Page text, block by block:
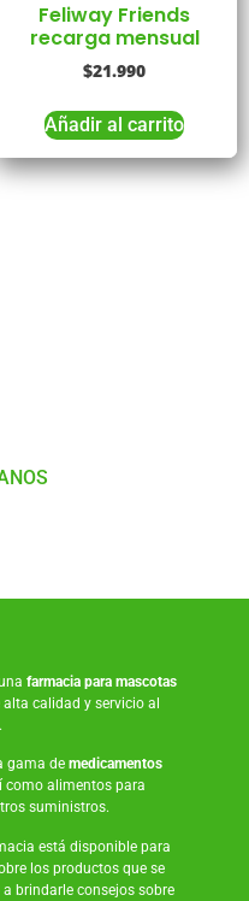
Feliway Friends
recarga mensual
$21.990
Añadir al carrito
farmacia para mascotas
calidad y servicio al
gama de medicamentos
como alimentos para
suministros.
está disponible para
los productos que se
brindarle consejos sobre